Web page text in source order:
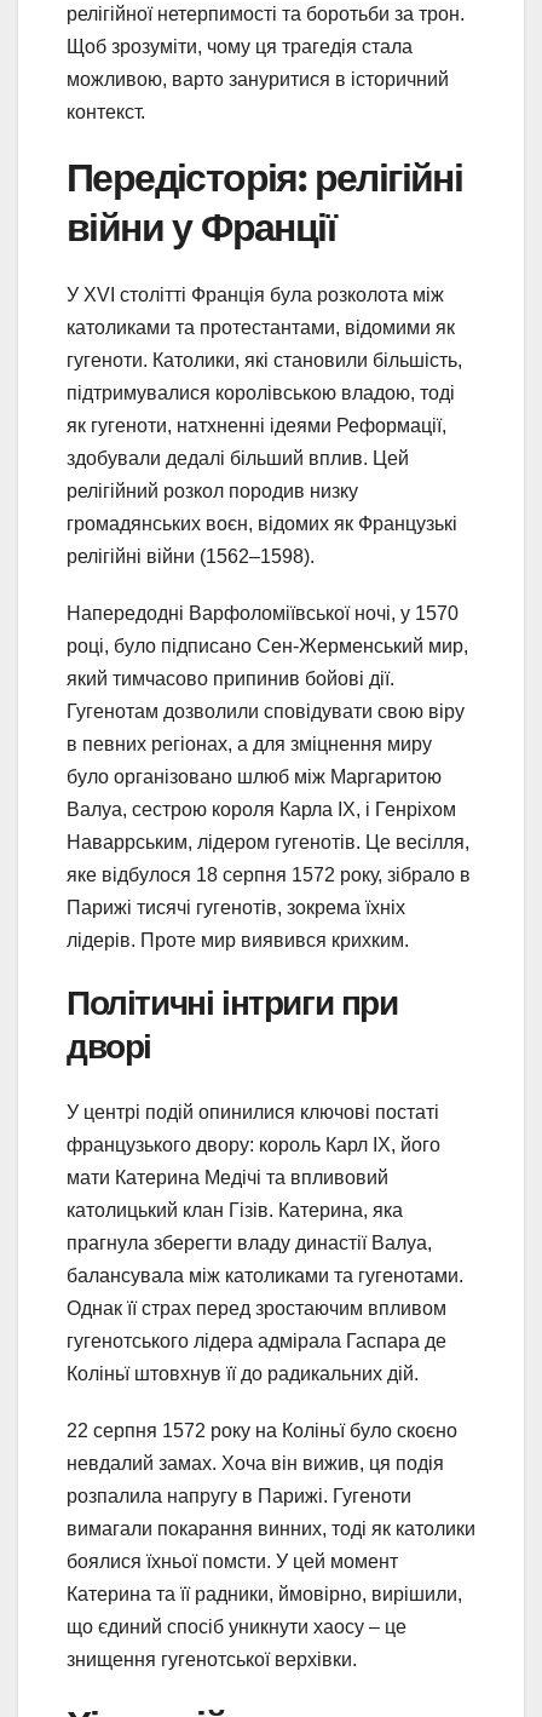
релігійної нетерпимості та боротьби за трон.
Щоб зрозуміти, чому ця трагедія стала
можливою, варто зануритися в історичний
контекст.
Передісторія: релігійні
війни у Франції
У XVI столітті Франція була розколота між
католиками та протестантами, відомими як
гугеноти. Католики, які становили більшість,
підтримувалися королівською владою, тоді
як гугеноти, натхненні ідеями Реформації,
здобували дедалі більший вплив. Цей
релігійний розкол породив низку
громадянських воєн, відомих як Французькі
релігійні війни (1562–1598).
Напередодні Варфоломіївської ночі, у 1570
році, було підписано Сен-Жерменський мир,
який тимчасово припинив бойові дії.
Гугенотам дозволили сповідувати свою віру
в певних регіонах, а для зміцнення миру
було організовано шлюб між Маргаритою
Валуа, сестрою короля Карла IX, і Генріхом
Наваррським, лідером гугенотів. Це весілля,
яке відбулося 18 серпня 1572 року, зібрало в
Парижі тисячі гугенотів, зокрема їхніх
лідерів. Проте мир виявився крихким.
Політичні інтриги при
дворі
У центрі подій опинилися ключові постаті
французького двору: король Карл IX, його
мати Катерина Медічі та впливовий
католицький клан Гізів. Катерина, яка
прагнула зберегти владу династії Валуа,
балансувала між католиками та гугенотами.
Однак її страх перед зростаючим впливом
гугенотського лідера адмірала Гаспара де
Коліньї штовхнув її до радикальних дій.
22 серпня 1572 року на Коліньї було скоєно
невдалий замах. Хоча він вижив, ця подія
розпалила напругу в Парижі. Гугеноти
вимагали покарання винних, тоді як католики
боялися їхньої помсти. У цей момент
Катерина та її радники, ймовірно, вирішили,
що єдиний спосіб уникнути хаосу – це
знищення гугенотської верхівки.